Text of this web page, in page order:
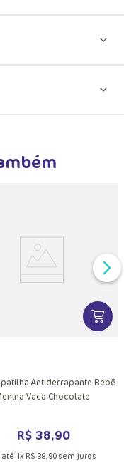
DOVER
Antiderrapante Bebê
Vaca Chocolate
R$ 38,90
até 1x R$ 38,90sem juros